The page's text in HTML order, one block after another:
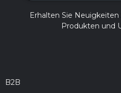
Erhalten Sie
Produkten und
B2B